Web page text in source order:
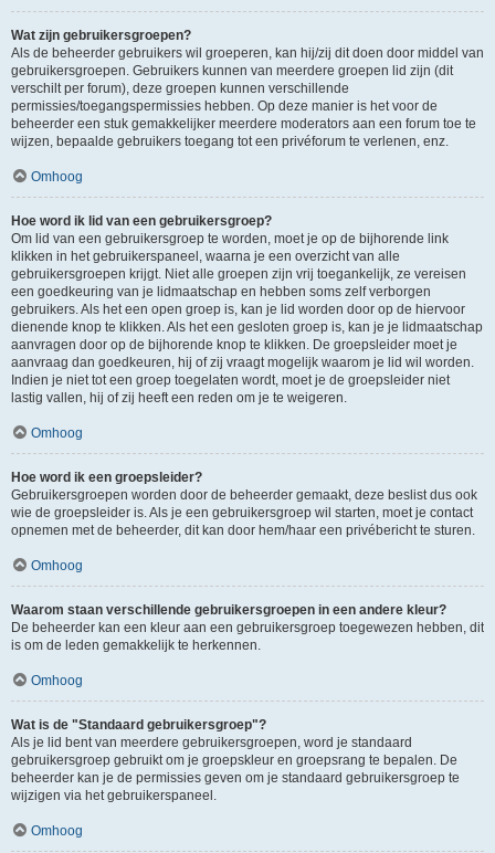
Wat zijn gebruikersgroepen?
Als de beheerder gebruikers wil groeperen, kan hij/zij dit doen door middel van
gebruikersgroepen. Gebruikers kunnen van meerdere groepen lid zijn (dit
verschilt per forum), deze groepen kunnen verschillende
permissies/toegangspermissies hebben. Op deze manier is het voor de
beheerder een stuk gemakkelijker meerdere moderators aan een forum toe te
wijzen, bepaalde gebruikers toegang tot een privéforum te verlenen, enz.
Omhoog
Hoe word ik lid van een gebruikersgroep?
Om lid van een gebruikersgroep te worden, moet je op de bijhorende link
klikken in het gebruikerspaneel, waarna je een overzicht van alle
gebruikersgroepen krijgt. Niet alle groepen zijn vrij toegankelijk, ze vereisen
een goedkeuring van je lidmaatschap en hebben soms zelf verborgen
gebruikers. Als het een open groep is, kan je lid worden door op de hiervoor
dienende knop te klikken. Als het een gesloten groep is, kan je je lidmaatschap
aanvragen door op de bijhorende knop te klikken. De groepsleider moet je
aanvraag dan goedkeuren, hij of zij vraagt mogelijk waarom je lid wil worden.
Indien je niet tot een groep toegelaten wordt, moet je de groepsleider niet
lastig vallen, hij of zij heeft een reden om je te weigeren.
Omhoog
Hoe word ik een groepsleider?
Gebruikersgroepen worden door de beheerder gemaakt, deze beslist dus ook
wie de groepsleider is. Als je een gebruikersgroep wil starten, moet je contact
opnemen met de beheerder, dit kan door hem/haar een privébericht te sturen.
Omhoog
Waarom staan verschillende gebruikersgroepen in een andere kleur?
De beheerder kan een kleur aan een gebruikersgroep toegewezen hebben, dit
is om de leden gemakkelijk te herkennen.
Omhoog
Wat is de "Standaard gebruikersgroep"?
Als je lid bent van meerdere gebruikersgroepen, word je standaard
gebruikersgroep gebruikt om je groepskleur en groepsrang te bepalen. De
beheerder kan je de permissies geven om je standaard gebruikersgroep te
wijzigen via het gebruikerspaneel.
Omhoog